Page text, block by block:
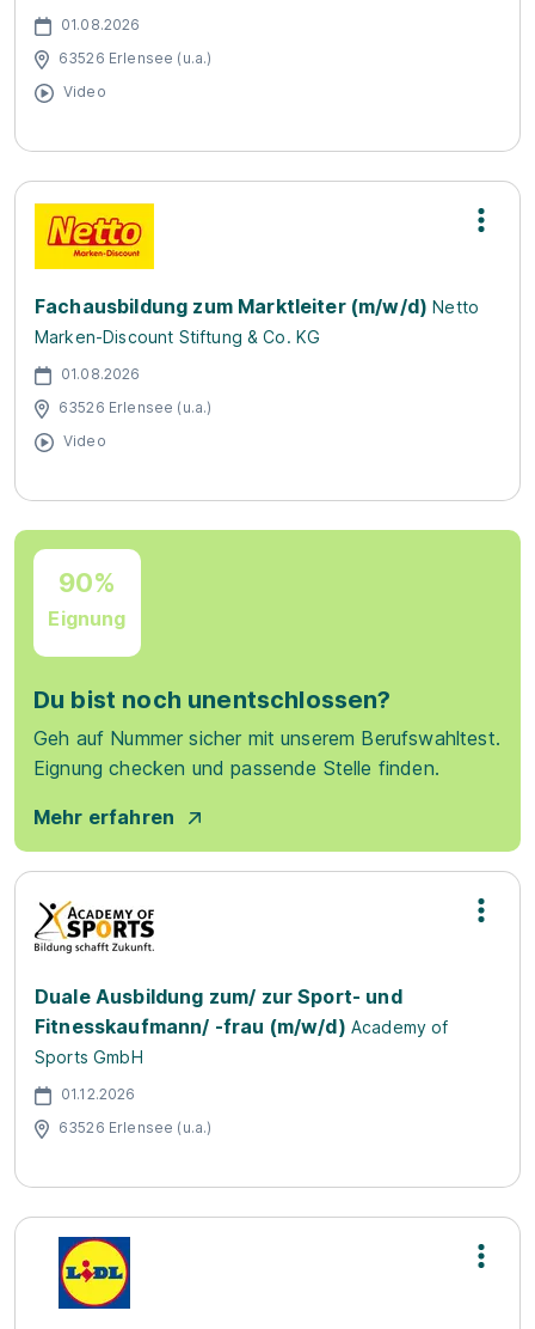
01.08.2026
63526 Erlensee (u.a.)
Video
Fachausbildung zum Marktleiter (m/w/d) Netto
Marken-Discount Stiftung & Co. KG
01.08.2026
63526 Erlensee (u.a.)
Video
90%
Eignung
Du bist noch unentschlossen?
Geh auf Nummer sicher mit unserem Berufswahltest.
Eignung checken und passende Stelle finden.
Mehr erfahren
Duale Ausbildung zum/ zur Sport- und
Fitnesskaufmann/ -frau (m/w/d) Academy of
Sports GmbH
01.12.2026
63526 Erlensee (u.a.)